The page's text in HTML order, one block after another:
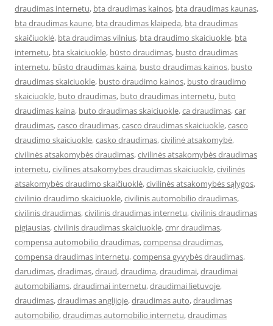
draudimas internetu, bta draudimas kainos, bta draudimas kaunas,
bta draudimas kaune, bta draudimas klaipeda, bta draudimas
skaičiuoklė, bta draudimas vilnius, bta draudimo skaiciuokle, bta
internetu, bta skaiciuokle, būsto draudimas, busto draudimas
internetu, būsto draudimas kaina, busto draudimas kainos, busto
draudimas skaiciuokle, busto draudimo kainos, busto draudimo
skaiciuokle, buto draudimas, buto draudimas internetu, buto
draudimas kaina, buto draudimas skaiciuokle,ca draudimas,car
draudimas,casco draudimas,casco draudimas skaiciuokle,casco
draudimo skaiciuokle,casko draudimas,civilinė atsakomybė,
civilinės atsakomybės draudimas,civilinės atsakomybės draudimas
internetu,civilines atsakomybes draudimas skaiciuokle,civilinės
atsakomybės draudimo skaičiuoklė,civilinės atsakomybės sąlygos,
civilinio draudimo skaiciuokle,civilinis automobilio draudimas,
civilinis draudimas,civilinis draudimas internetu,civilinis draudimas
pigiausias,civilinis draudimas skaiciuokle,cmr draudimas,
compensa automobilio draudimas,compensa draudimas,
compensa draudimas internetu,compensa gyvybės draudimas,
darudimas,dradimas,draud,draudima,draudimai,draudimai
automobiliams,draudimai internetu,draudimai lietuvoje,
draudimas,draudimas anglijoje,draudimas auto,draudimas
automobilio,draudimas automobilio internetu,draudimas